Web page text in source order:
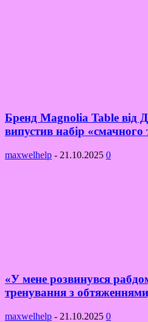
Бренд Magnolia Table від
випустив набір «смачного
maxwelhelp - 21.10.2025 0
«У мене розвинувся
тренування з
maxwelhelp - 21.10.2025 0